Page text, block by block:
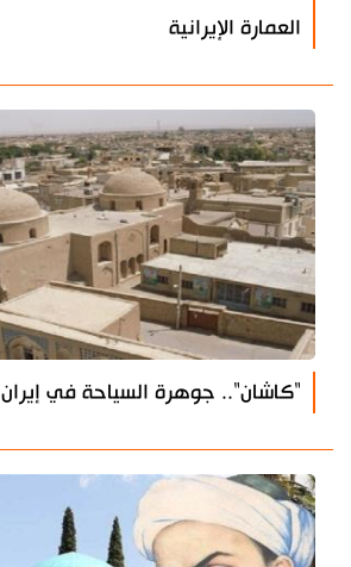
العمارة الإيرانية
"كاشان".. جوهرة السياحة في إيران